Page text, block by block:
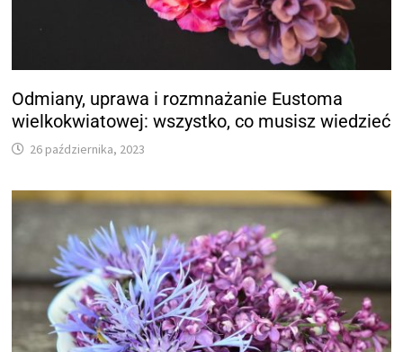
Odmiany, uprawa i rozmnażanie Eustoma
wielkokwiatowej: wszystko, co musisz wiedzieć
26 października, 2023